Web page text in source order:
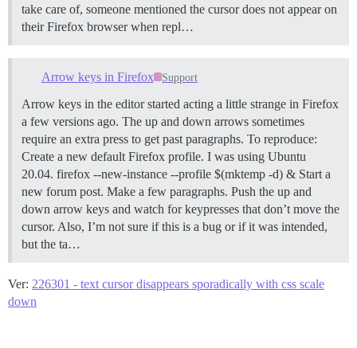
take care of, someone mentioned the cursor does not appear on
their Firefox browser when repl…
Arrow keys in Firefox Support
Arrow keys in the editor started acting a little strange in Firefox
a few versions ago. The up and down arrows sometimes
require an extra press to get past paragraphs. To reproduce:
Create a new default Firefox profile. I was using Ubuntu
20.04. firefox --new-instance --profile $(mktemp -d) & Start a
new forum post. Make a few paragraphs. Push the up and
down arrow keys and watch for keypresses that don’t move the
cursor. Also, I’m not sure if this is a bug or if it was intended,
but the ta…
Ver: 226301 - text cursor disappears sporadically with css scale
down